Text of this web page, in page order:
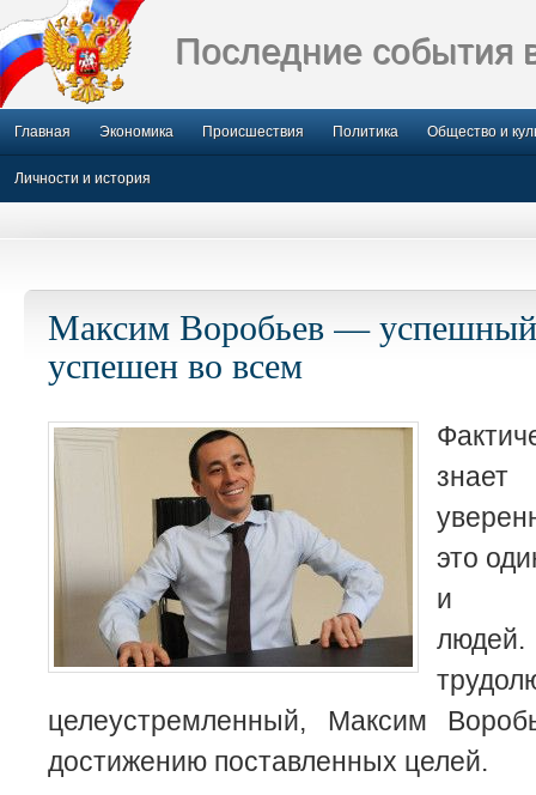
Последние события
Главная Экономика Происшествия Политика Общество и
Личности и история
Максим Воробьев — успешный
успешен во всем
это
и
целеустремленный, Максим
достижению поставленных целей.